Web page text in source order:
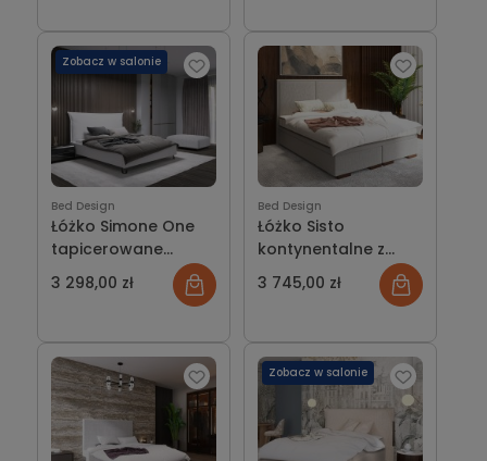
Bed Design
Łóżko Simone One
tapicerowane
wersja Light z
pojemnikiem lub bez
3 298,00 zł
Zobacz w salonie
Bed Design
Łóżko Sisto
kontynentalne z
pojemnikiem lub bez
3 745,00 zł
Zobacz w salonie